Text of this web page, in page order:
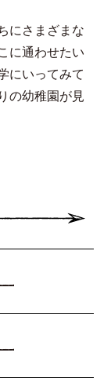
にさまざまな
に通わせたい
にいってみて
の幼稚園が見